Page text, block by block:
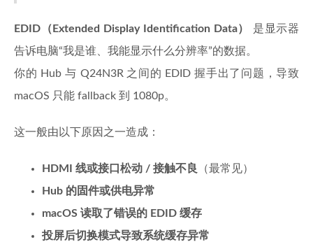
EDID（Extended Display Identification Data）
是显示器
告诉电脑“我是谁、我能显示什么分辨率”的数据。
你的 Hub 与 Q24N3R 之间的 EDID 握手出了问题，导致
macOS 只能 fallback 到 1080p。
这一般由以下原因之一造成：
HDMI 线或接口松动 / 接触不良
（最常见）
Hub 的固件或供电异常
macOS 读取了错误的 EDID 缓存
投屏后切换模式导致系统缓存异常